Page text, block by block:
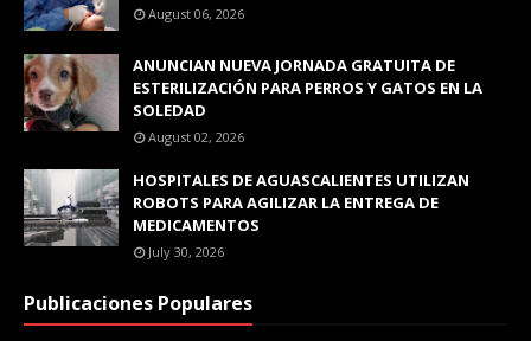
August 06, 2026
ANUNCIAN NUEVA JORNADA GRATUITA DE
ESTERILIZACIÓN PARA PERROS Y GATOS EN LA
SOLEDAD
August 02, 2026
HOSPITALES DE AGUASCALIENTES UTILIZAN
ROBOTS PARA AGILIZAR LA ENTREGA DE
MEDICAMENTOS
July 30, 2026
Publicaciones Populares